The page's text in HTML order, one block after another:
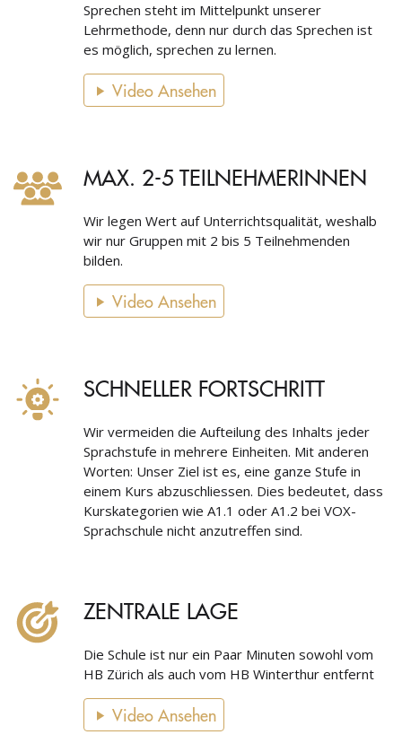
Sprechen steht im Mittelpunkt unserer
Lehrmethode, denn nur durch das Sprechen ist
es möglich, sprechen zu lernen.
Video Ansehen
MAX. 2-5 TEILNEHMERINNEN
Wir legen Wert auf Unterrichtsqualität, weshalb
wir nur Gruppen mit 2 bis 5 Teilnehmenden
bilden.
Video Ansehen
SCHNELLER FORTSCHRITT
Wir vermeiden die Aufteilung des Inhalts jeder
Sprachstufe in mehrere Einheiten. Mit anderen
Worten: Unser Ziel ist es, eine ganze Stufe in
einem Kurs abzuschliessen. Dies bedeutet, dass
Kurskategorien wie A1.1 oder A1.2 bei VOX-
Sprachschule nicht anzutreffen sind.
ZENTRALE LAGE
Die Schule ist nur ein Paar Minuten sowohl vom
HB Zürich als auch vom HB Winterthur entfernt
Video Ansehen